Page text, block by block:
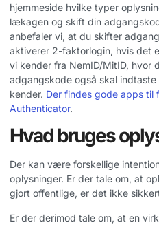
hjemmeside hvilke typer
lækagen og skift din
anbefaler vi, at du skifter
aktiverer 2-faktorlogin, hvis det
vi kender fra NemID/MitID, hvor
adgangskode også skal
kender. Der findes gode apps til
Authenticator.
Hvad bruges
Der kan være forskellige
oplysninger. Er der tale om, at
gjort offentlige, er det ikke
Er der derimod tale om, at en